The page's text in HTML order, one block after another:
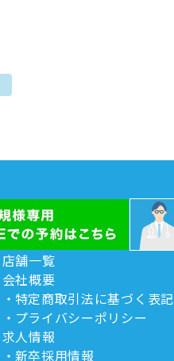
店舗一覧
会社概要
特定商取引法に基づく表記
プライバシーポリシー
求人情報
新卒採用情報